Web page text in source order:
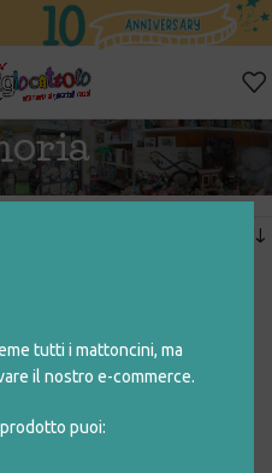
tutti i mattoncini, ma
il nostro e-commerce.
puoi:
Visualizzazione del risultato